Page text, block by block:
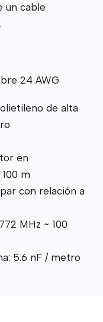
un cable
24 AWG
de alta
en
m
con relación a
MHz ~ 100
5.6 nF / metro